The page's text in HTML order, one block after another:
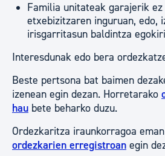
Familia unitateak garajerik ez
etxebizitzaren inguruan, edo,
irisgarritasun baldintza
Interesdunak edo bera
Beste pertsona bat baimen
izenean egin dezan. Horretarako
hau bete beharko duzu.
Ordezkaritza iraunkorragoa
ordezkarien erregistroan egin